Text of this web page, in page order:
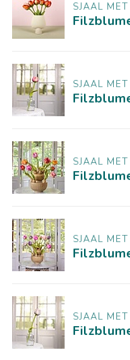
SJAAL
SJAAL
SJAAL
SJAAL
SJAAL